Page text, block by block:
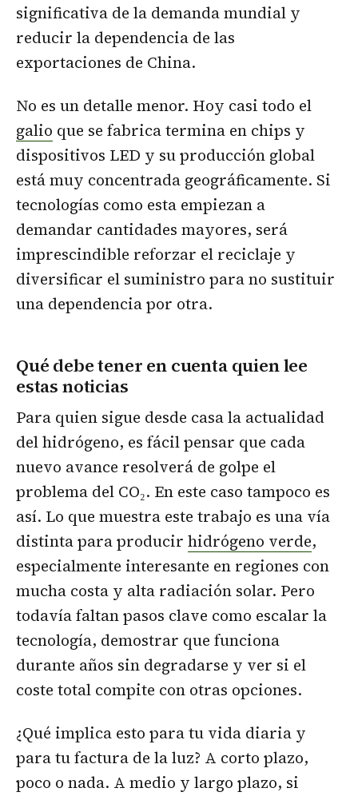
significativa de la demanda mundial y
reducir la dependencia de las
exportaciones de China.
No es un detalle menor. Hoy casi todo el
galio que se fabrica termina en chips y
dispositivos LED y su producción global
está muy concentrada geográficamente. Si
tecnologías como esta empiezan a
demandar cantidades mayores, será
imprescindible reforzar el reciclaje y
diversificar el suministro para no sustituir
una dependencia por otra.
Qué debe tener en cuenta quien lee
estas noticias
Para quien sigue desde casa la actualidad
del hidrógeno, es fácil pensar que cada
nuevo avance resolverá de golpe el
problema del CO₂. En este caso tampoco es
así. Lo que muestra este trabajo es una vía
distinta para producir hidrógeno verde,
especialmente interesante en regiones con
mucha costa y alta radiación solar. Pero
todavía faltan pasos clave como escalar la
tecnología, demostrar que funciona
durante años sin degradarse y ver si el
coste total compite con otras opciones.
¿Qué implica esto para tu vida diaria y
para tu factura de la luz? A corto plazo,
poco o nada. A medio y largo plazo, si